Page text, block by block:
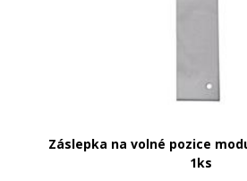
Záslepka na volné pozice
1ks